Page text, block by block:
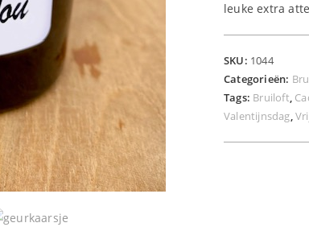
leuke extra
SKU: 1044
Categorieën:
Tags: Bruiloft,
Valentijnsdag,